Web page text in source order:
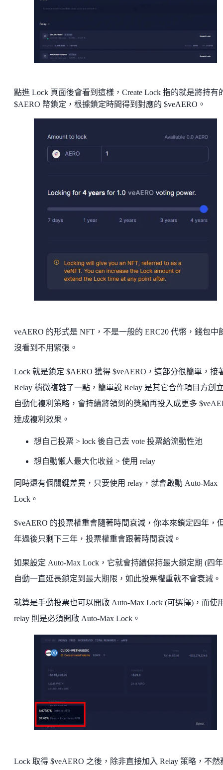
點進 Lock 頁面後會看到這樣，Create Lock 指的就是將持有
$AERO 幣鎖定，根據鎖定時間得到對應的 $veAERO。
veAERO 的形式是 NFT，不是一般的 ERC20 代幣，錢包中
沒看到不用緊張。
Lock 就是鎖定 $AERO 獲得 $veAERO，這部分很簡單，接
Relay 稍微複雜了一點，簡單說 Relay 是其它合作項目方創
自動化複利策略，會持續將領到的獎勵再投入成更多
達成複利效果。
想自己投票 > lock 後自己去 vote 投票給流動性池
想自動懶人最大化收益 > 使用 relay
同時還有個關鍵差異，只要使用 relay，就會啟動 Auto-Max
Lock。
$veAERO 的投票權重會隨著時間衰減，你本來鎖定四年，
年過後只剩下三年，投票權重會跟著時間衰減。
如果設定 Auto-Max Lock，它就會持續保持最大鎖定期 (四
自動一直延長鎖定到最大期限，如此投票權重就不會衰減。
就算是手動投票也可以開啟 Auto-Max Lock (可選擇)，而使
relay 則是必須開啟 Auto-Max Lock。
Lock 取得 $veAERO 之後，除非直接加入 Relay 策略，不然